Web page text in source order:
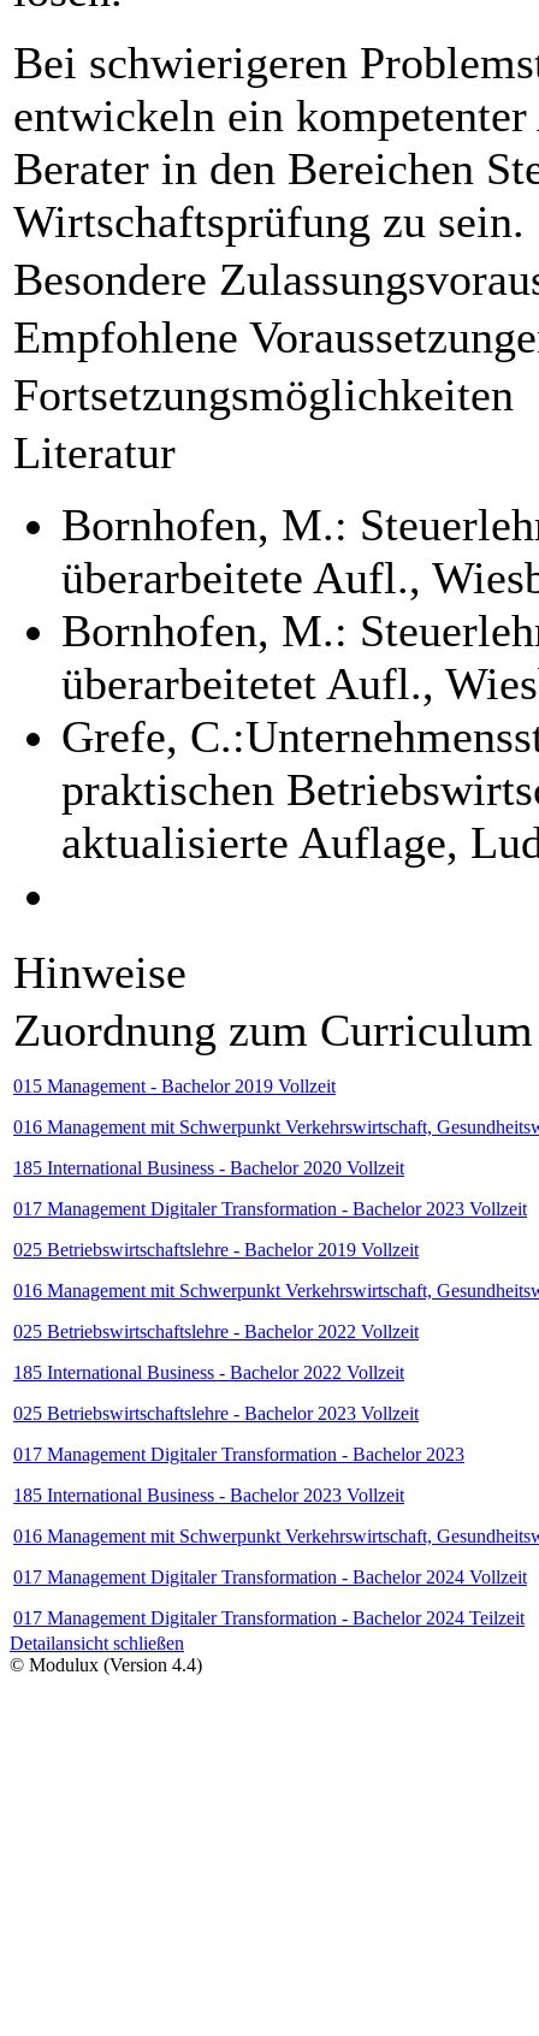
Bei schwierigeren
entwickeln ein
Berater in den Bereichen
Wirtschaftsprüfung zu sein.
Besondere
Empfohlene
Fortsetzungsmöglichkeiten
Literatur
Bornhofen, M.:
überarbeitete Aufl.,
Bornhofen, M.:
überarbeitetet Aufl.,
Grefe,
praktischen
aktualisierte Auflage,
Hinweise
Zuordnung zum Curriculum
015 Management - Bachelor 2019 Vollzeit
016 Management mit Schwerpunkt Verkehrswirtschaft,
185 International Business - Bachelor 2020 Vollzeit
017 Management Digitaler Transformation - Bachelor 2023 Vollzeit
025 Betriebswirtschaftslehre - Bachelor 2019 Vollzeit
016 Management mit Schwerpunkt Verkehrswirtschaft,
025 Betriebswirtschaftslehre - Bachelor 2022 Vollzeit
185 International Business - Bachelor 2022 Vollzeit
025 Betriebswirtschaftslehre - Bachelor 2023 Vollzeit
017 Management Digitaler Transformation - Bachelor 2023
185 International Business - Bachelor 2023 Vollzeit
016 Management mit Schwerpunkt Verkehrswirtschaft,
017 Management Digitaler Transformation - Bachelor 2024 Vollzeit
017 Management Digitaler Transformation - Bachelor 2024 Teilzeit
Detailansicht schließen
© Modulux (Version 4.4)